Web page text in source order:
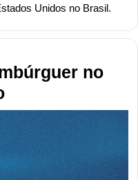
Unidos no Brasil.
no